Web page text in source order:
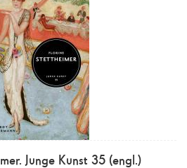
Junge Kunst 35 (engl.)